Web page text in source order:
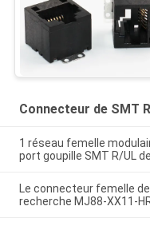
Connecteur de SMT
1 réseau femelle
port goupille SMT R/UL
Le connecteur femelle
recherche MJ88-XX11-